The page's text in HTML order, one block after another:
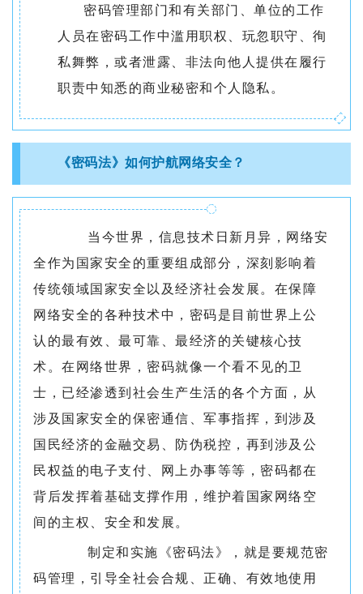
密码管理部门和有关部门、单位的工作
人员在密码工作中滥用职权、玩忽职守、徇
私舞弊，或者泄露、非法向他人提供在履行
职责中知悉的商业秘密和个人隐私。
《密码法》如何护航网络安全？
当今世界，信息技术日新月异，网络安
全作为国家安全的重要组成部分，深刻影响着
传统领域国家安全以及经济社会发展。在保障
网络安全的各种技术中，密码是目前世界上公
认的最有效、最可靠、最经济的关键核心技
术。在网络世界，密码就像一个看不见的卫
士，已经渗透到社会生产生活的各个方面，从
涉及国家安全的保密通信、军事指挥，到涉及
国民经济的金融交易、防伪税控，再到涉及公
民权益的电子支付、网上办事等等，密码都在
背后发挥着基础支撑作用，维护着国家网络空
间的主权、安全和发展。
制定和实施《密码法》，就是要规范密
码管理，引导全社会合规、正确、有效地使用